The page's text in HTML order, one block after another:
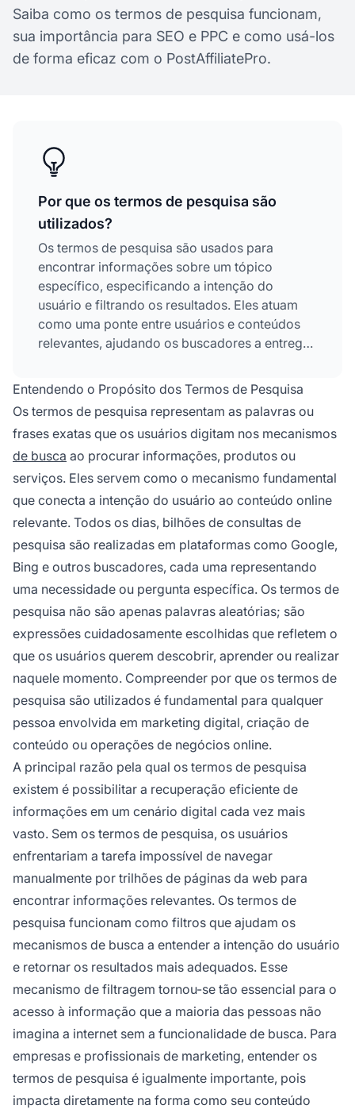
Saiba como os termos de pesquisa funcionam,
sua importância para SEO e PPC e como usá-los
de forma eficaz com o PostAffiliatePro.
Por que os termos de pesquisa são
utilizados?
Os termos de pesquisa são usados para
encontrar informações sobre um tópico
específico, especificando a intenção do
usuário e filtrando os resultados. Eles atuam
como uma ponte entre usuários e conteúdos
relevantes, ajudando os buscadores a entregar
empresas otimizem sua visibilidade e
alcancem o público-alvo de forma eficaz.
Entendendo o Propósito dos Termos de Pesquisa
Os termos de pesquisa representam as palavras ou
frases exatas que os usuários digitam nos mecanismos
de busca ao procurar informações, produtos ou
serviços. Eles servem como o mecanismo fundamental
que conecta a intenção do usuário ao conteúdo online
relevante. Todos os dias, bilhões de consultas de
pesquisa são realizadas em plataformas como Google,
Bing e outros buscadores, cada uma representando
uma necessidade ou pergunta específica. Os termos de
pesquisa não são apenas palavras aleatórias; são
expressões cuidadosamente escolhidas que refletem o
que os usuários querem descobrir, aprender ou realizar
naquele momento. Compreender por que os termos de
pesquisa são utilizados é fundamental para qualquer
pessoa envolvida em marketing digital, criação de
conteúdo ou operações de negócios online.
A principal razão pela qual os termos de pesquisa
existem é possibilitar a recuperação eficiente de
informações em um cenário digital cada vez mais
vasto. Sem os termos de pesquisa, os usuários
enfrentariam a tarefa impossível de navegar
manualmente por trilhões de páginas da web para
encontrar informações relevantes. Os termos de
pesquisa funcionam como filtros que ajudam os
mecanismos de busca a entender a intenção do usuário
e retornar os resultados mais adequados. Esse
mecanismo de filtragem tornou-se tão essencial para o
acesso à informação que a maioria das pessoas não
imagina a internet sem a funcionalidade de busca. Para
empresas e profissionais de marketing, entender os
termos de pesquisa é igualmente importante, pois
impacta diretamente na forma como seu conteúdo